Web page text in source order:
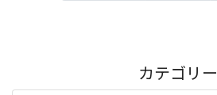
カテゴリー